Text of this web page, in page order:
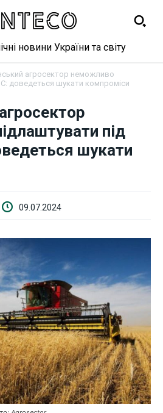
новини України та світу
агросектор неможливо
доведеться шукати компроміси
під
шукати
09.07.2024